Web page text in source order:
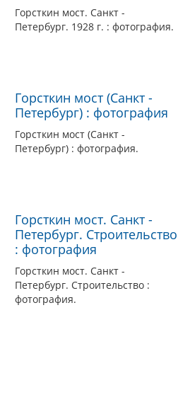
Горсткин мост. Санкт -
Петербург. 1928 г. : фотография.
Горсткин мост (Санкт -
Петербург) : фотография
Горсткин мост (Санкт -
Петербург) : фотография.
Горсткин мост. Санкт -
Петербург. Строительство
: фотография
Горсткин мост. Санкт -
Петербург. Строительство :
фотография.